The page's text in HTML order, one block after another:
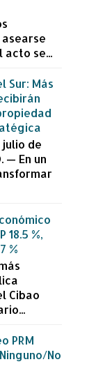
se...
Sur: Más
de
— En un
18.5 %,
%
Cibao
PRM
Ninguno/No